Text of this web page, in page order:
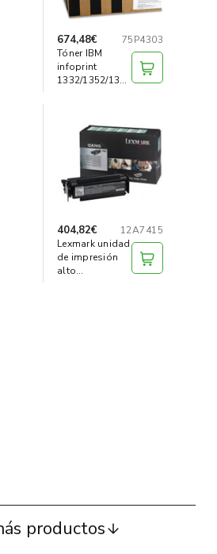
674,48€
75P4303
Tóner IBM
infoprint
1332/1352/1372
404,82€
12A7415
Lexmark unidad
de impresión
alto
productos